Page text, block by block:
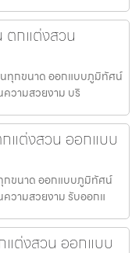
ตกแต่งสวน
ทุกขนาด ออกแบบภูมิทัศน์
วามสวยงาม บริ
แต่งสวน ออกแบบ
กขนาด ออกแบบภูมิทัศน์
วามสวยงาม รับออกแ
ต่งสวน ออกแบบ